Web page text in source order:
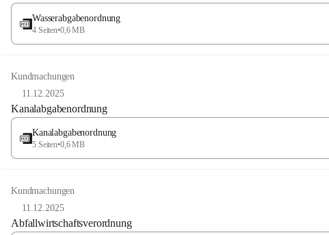
Wasserabgabenordnung
4 Seiten•0,6 MB
Kundmachungen
11.12.2025
Kanalabgabenordnung
Kanalabgabenordnung
5 Seiten•0,6 MB
Kundmachungen
11.12.2025
Abfallwirtschaftsverordnung